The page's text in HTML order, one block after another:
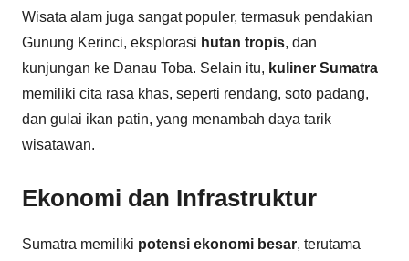
Wisata alam juga sangat populer, termasuk pendakian
Gunung Kerinci, eksplorasi hutan tropis, dan
kunjungan ke Danau Toba. Selain itu, kuliner Sumatra
memiliki cita rasa khas, seperti rendang, soto padang,
dan gulai ikan patin, yang menambah daya tarik
wisatawan.
Ekonomi dan Infrastruktur
Sumatra memiliki potensi ekonomi besar, terutama